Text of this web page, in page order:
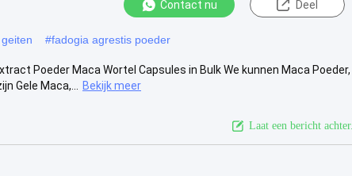
Contact nu Deel
#fadogia agrestis poeder
Poeder Maca Wortel Capsules in Bulk We kunnen Maca Poeder,
Gele Maca,...
Bekijk meer
Laat een bericht achter.